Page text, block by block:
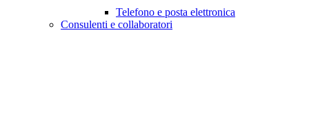
Telefono e posta elettronica
Consulenti e collaboratori